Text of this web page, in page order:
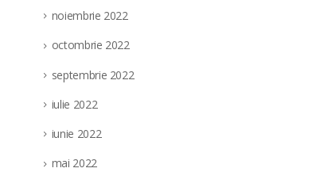
noiembrie 2022
octombrie 2022
septembrie 2022
iulie 2022
iunie 2022
mai 2022